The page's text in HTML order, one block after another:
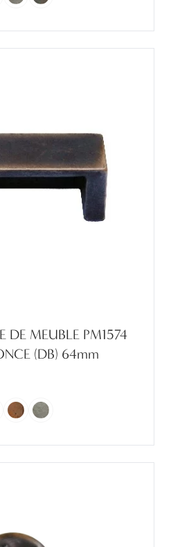
DE MEUBLE PM1574
(DB) 64mm